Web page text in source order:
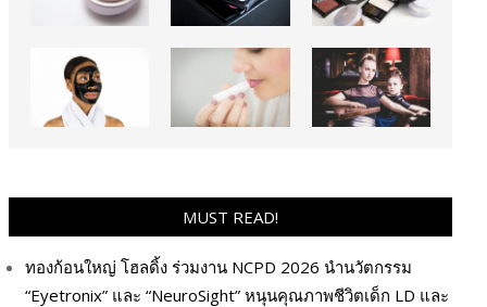
MUST READ!
ทองก้อนใหญ่ โฮลดิ้ง ร่วมงาน NCPD 2026 นำนวัตกรรม
“Eyetronix” และ “NeuroSight” หนุนคุณภาพชีวิตเด็ก LD และ